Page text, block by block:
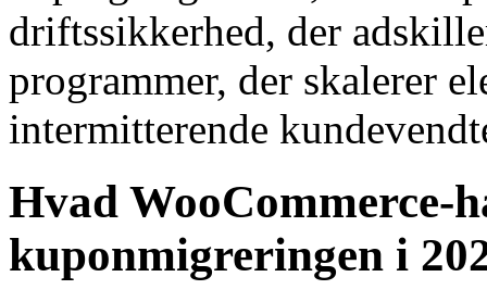
driftssikkerhed, der
programmer, der skalerer
intermitterende
Hvad WooCommerce-
kuponmigreringen i